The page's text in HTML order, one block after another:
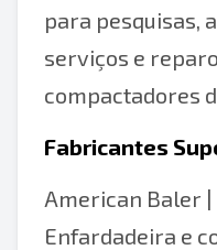
para pesquisas,
serviços e
compactadores
Fabricantes
American Baler |
Enfardadeira e